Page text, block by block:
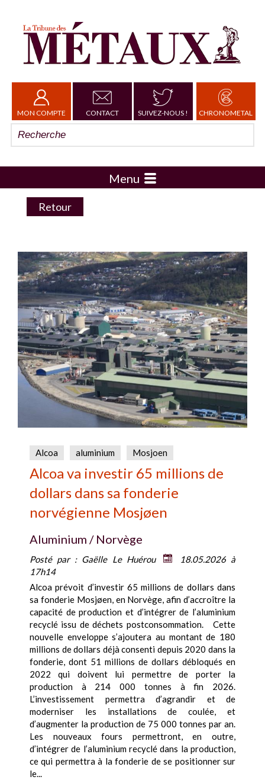
MON COMPTE CONTACT SUIVEZ-NOUS ! CHRONOMETAL
Menu
Retour
Alcoa aluminium Mosjoen
Alcoa va investir 65 millions de
dollars dans sa fonderie
norvégienne Mosjøen
Aluminium / Norvège
Posté par : Gaëlle Le Huérou
18.05.2026 à
17h14
Alcoa prévoit d’investir 65 millions de dollars dans
sa fonderie Mosjøen, en Norvège, afin d’accroître la
capacité de production et d’intégrer de l’aluminium
recyclé issu de déchets postconsommation. Cette
nouvelle enveloppe s’ajoutera au montant de 180
millions de dollars déjà consenti depuis 2020 dans la
fonderie, dont 51 millions de dollars débloqués en
2022 qui doivent lui permettre de porter la
production à 214 000 tonnes à fin 2026.
L’investissement permettra d’agrandir et de
moderniser les installations de coulée, et
d’augmenter la production de 75 000 tonnes par an.
Les nouveaux fours permettront, en outre,
d’intégrer de l’aluminium recyclé dans la production,
ce qui permettra à la fonderie de se positionner sur
le...